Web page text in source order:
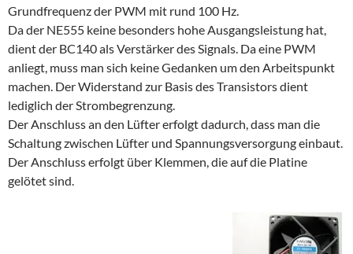
Grundfrequenz der PWM mit rund 100 Hz.
Da der NE555 keine besonders hohe Ausgangsleistung hat,
dient der BC140 als Verstärker des Signals. Da eine PWM
anliegt, muss man sich keine Gedanken um den Arbeitspunkt
machen. Der Widerstand zur Basis des Transistors dient
lediglich der Strombegrenzung.
Der Anschluss an den Lüfter erfolgt dadurch, dass man die
Schaltung zwischen Lüfter und Spannungsversorgung einbaut.
Der Anschluss erfolgt über Klemmen, die auf die Platine
gelötet sind.